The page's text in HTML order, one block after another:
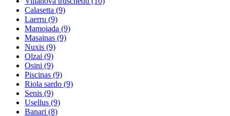
Calasetta (9)
Laerru (9)
Mamoiada (9)
Masainas (9)
Nuxis (9)
Olzai (9)
Osini (9)
Piscinas (9)
Riola sardo (9)
Senis (9)
Usellus (9)
Banari (8)